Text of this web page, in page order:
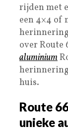
rijden met
een 4×4 of
over Route
aluminium
huis.
Route
unieke